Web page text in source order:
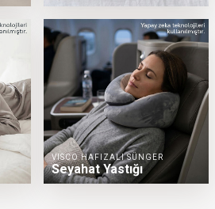
VISCO HAFIZALI SÜNGER
Seyahat Yastığı